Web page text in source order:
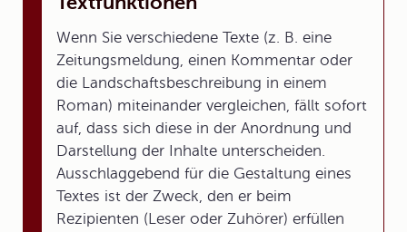
Wenn Sie verschiedene Texte (z. B. eine
Zeitungsmeldung, einen Kommentar oder
die Landschaftsbeschreibung in einem
Roman) miteinander vergleichen, fällt sofort
auf, dass sich diese in der Anordnung und
Darstellung der Inhalte unterscheiden.
Ausschlaggebend für die Gestaltung eines
Textes ist der Zweck, den er beim
Rezipienten (Leser oder Zuhörer) erfüllen